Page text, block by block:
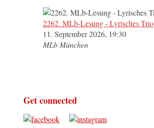
2262. MLb-Lesung - Lyrisches Trio
11. September 2026, 19:30
MLb München
Get connected